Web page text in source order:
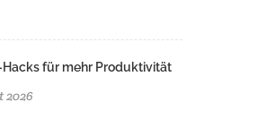
Hacks für mehr Produktivität
2026